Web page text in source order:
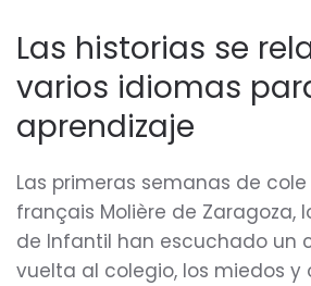
Las historias se
varios idiomas
aprendizaje
Las primeras semanas de cole
français Molière de Zaragoza,
de Infantil han escuchado un
vuelta al colegio, los miedos y